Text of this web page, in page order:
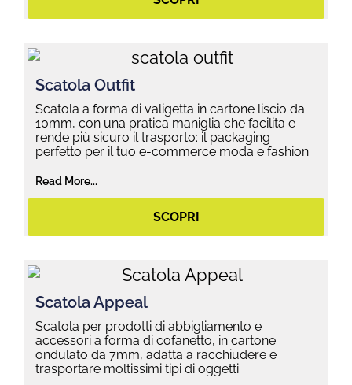
Scatola Outfit
Scatola a forma di valigetta in cartone liscio da
10mm, con una pratica maniglia che facilita e
rende più sicuro il trasporto: il packaging
perfetto per il tuo e-commerce moda e fashion.
Read More...
SCOPRI
Scatola Appeal
Scatola per prodotti di abbigliamento e
accessori a forma di cofanetto, in cartone
ondulato da 7mm, adatta a racchiudere e
trasportare moltissimi tipi di oggetti.